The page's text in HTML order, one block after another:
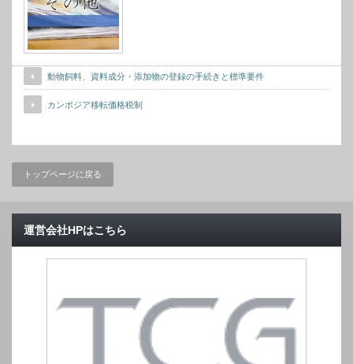
動物飼料、資料成分・添加物の登録の手続きと標準要件
カンボジア移転価格税制
トップページに戻る
運営会社HPはこちら